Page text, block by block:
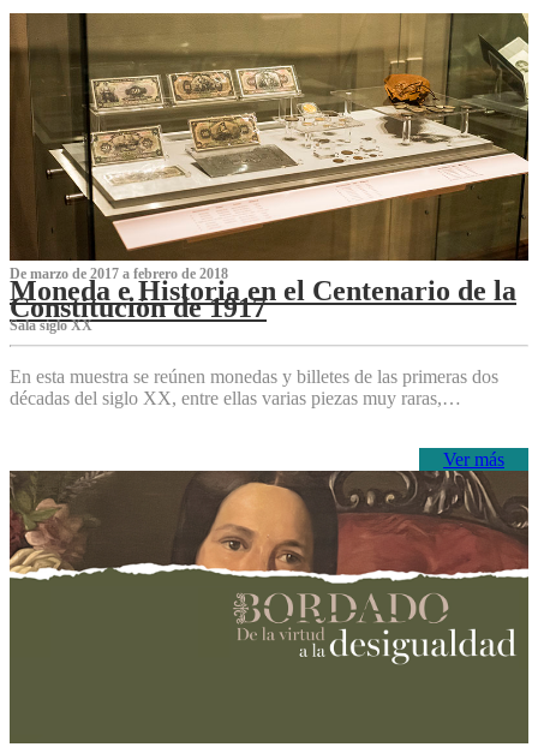
De marzo de 2017 a febrero de 2018
Moneda e Historia en el Centenario de la
Constitución de 1917
Sala siglo XX
En esta muestra se reúnen monedas y billetes de las primeras dos
décadas del siglo XX, entre ellas varias piezas muy raras,…
Ver más